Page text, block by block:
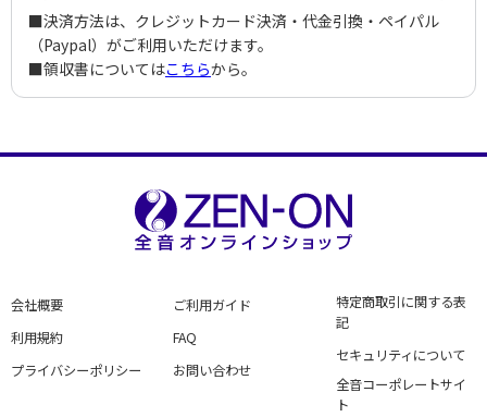
■決済方法は、クレジットカード決済・代金引換・ペイパル
（Paypal）がご利用いただけます。
■領収書についてはこちらから。
会社概要
利用規約
プライバシーポリシー
ご利用ガイド
FAQ
お問い合わせ
特定商取引に関する表
記
セキュリティについて
全音コーポレートサイ
ト